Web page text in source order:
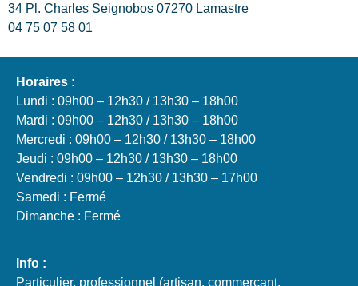
34 Pl. Charles Seignobos 07270 Lamastre
04 75 07 58 01
Horaires :
Lundi : 09h00 – 12h30 / 13h30 – 18h00
Mardi : 09h00 – 12h30 / 13h30 – 18h00
Mercredi : 09h00 – 12h30 / 13h30 – 18h00
Jeudi : 09h00 – 12h30 / 13h30 – 18h00
Vendredi : 09h00 – 12h30 / 13h30 – 17h00
Samedi : Fermé
Dimanche : Fermé
Info :
Particulier, professionnel (artisan, commerçant,